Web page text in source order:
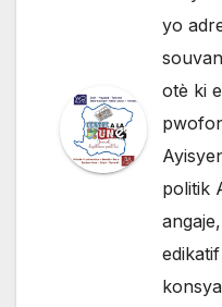
yo
otè ki
politik